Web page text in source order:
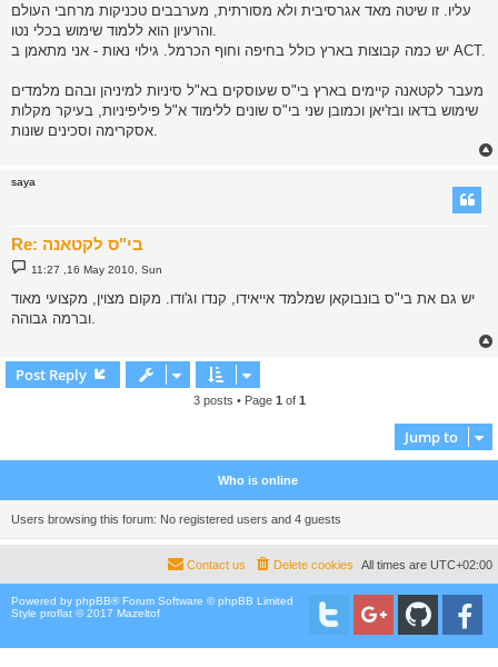
עליו. זו שיטה מאד אגרסיבית ולא מסורתית, מערבבים טכניקות מרחבי העולם
יש כמה קבוצות בארץ כולל בחיפה וחוף הכרמל. גילוי נאות - אני מתאמן ב ACT.
מעבר לקטאנה קיימים בארץ בי"ס שעוסקים בא"ל סיניות למיניהן ובהם מלמדים
שימוש בדאו ובז'יאן וכמובן שני בי"ס שונים ללימוד א"ל פיליפיניות, בעיקר מקלות
saya
Re: בי"ס לקטאנה
P
o
t
11:27 ,16 May 2010, Sun
יש גם את בי"ס בונבוקאן שמלמד אייאידו, קנדו וג'ודו. מקום מצוין, מקצועי מאוד
וברמה גבוהה.
Post Reply
3 posts • Page 1 of 1
Jump to
Who is online
Users browsing this forum: No registered users and 4 guests
All times are UTC+02:00
Delete cookies
Contact us
Powered by phpBB® Forum Software © phpBB Limited
Style proflat © 2017 Mazeltof